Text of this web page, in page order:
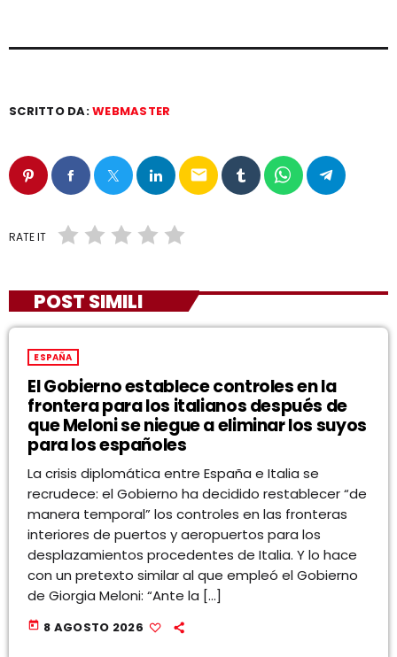
SCRITTO DA:WEBMASTER
email
RATE IT
POST SIMILI
ESPAÑA
El Gobierno establece controles en la
frontera para los italianos después de
que Meloni se niegue a eliminar los suyos
para los españoles
La crisis diplomática entre España e Italia se
recrudece: el Gobierno ha decidido restablecer “de
manera temporal” los controles en las fronteras
interiores de puertos y aeropuertos para los
desplazamientos procedentes de Italia. Y lo hace
con un pretexto similar al que empleó el Gobierno
de Giorgia Meloni: “Ante la […]
today 8 AGOSTO 2026